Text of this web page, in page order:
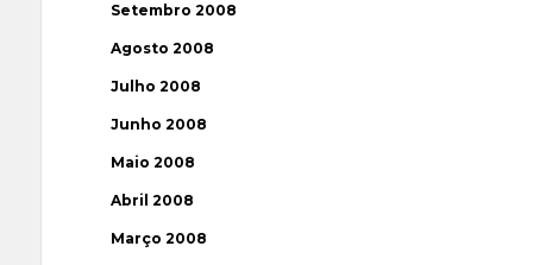
Setembro 2008
Agosto 2008
Julho 2008
Junho 2008
Maio 2008
Abril 2008
Março 2008